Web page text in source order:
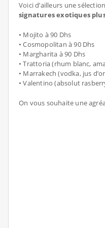
Voici d’ailleurs une
signatures exotiques
• Mojito à 90 Dhs
• Cosmopolitan à 90 Dhs
• Margharita à 90 Dhs
• Trattoria (rhum blanc,
• Marrakech (vodka, jus
• Valentino (absolut
On vous souhaite une